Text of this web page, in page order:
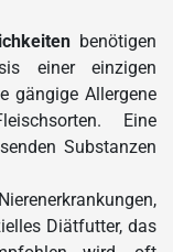
benötigen
einer einzigen
gängige Allergene
Eine
Substanzen
Diätfutter, das